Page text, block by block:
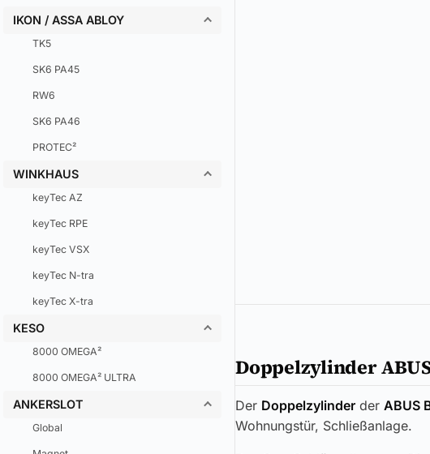
IKON / ASSA ABLOY
TK5
SK6 PA45
RW6
SK6 PA46
PROTEC²
WINKHAUS
keyTec AZ
keyTec RPE
keyTec VSX
keyTec N-tra
keyTec X-tra
KESO
8000 OMEGA²
8000 OMEGA² ULTRA
ANKERSLOT
Global
Doppelzylinder
Der Doppelzylinder der ABUS
Wohnungstür, Schließanlage.